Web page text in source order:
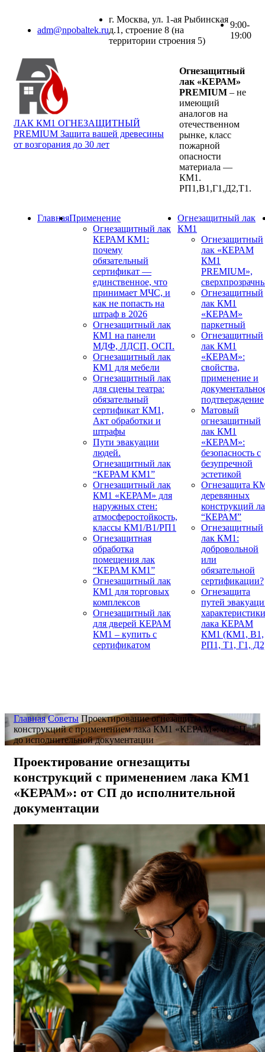
adm@npobaltek.ru
г. Москва, ул. 1-ая Рыбинская
д.1, строение 8 (на
территории строения 5)
9:00-
19:00
ЛАК КМ1 ОГНЕЗАЩИТНЫЙ
PREMIUM Защита вашей древесины
от возгорания до 30 лет
Огнезащитный
лак «КЕРАМ»
PREMIUM– не
имеющий
аналогов на
отечественном
рынке, класс
пожарной
опасности
материала —
КМ1.
РП1,В1,Г1,Д2,Т1.
ГлавнаяПрименение
Огнезащитный лак
КЕРАМ КМ1:
почему
обязательный
сертификат —
единственное, что
принимает МЧС, и
как не попасть на
штраф в 2026
Огнезащитный лак
КМ1 на панели
МДФ, ЛДСП, ОСП.
Огнезащитный лак
КМ1 для мебели
Огнезащитный лак
для сцены театра:
обязательный
сертификат КМ1,
Акт обработки и
штрафы
Пути эвакуации
людей.
Огнезащитный лак
“КЕРАМ КМ1”
Огнезащитный лак
КМ1 «КЕРАМ» для
наружных стен:
атмосферостойкость,
классы КМ1/В1/РП1
Огнезащитная
обработка
помещения лак
“КЕРАМ КМ1”
Огнезащитный лак
КМ1 для торговых
комплексов
Огнезащитный лак
для дверей КЕРАМ
КМ1 – купить с
сертификатом
Огнезащитный лак
КМ1
Огнезащитный
лак «КЕРАМ
КМ1
PREMIUM»,
Огнезащитный
лак КМ1
«КЕРАМ»
паркетный
Огнезащитный
лак КМ1
«КЕРАМ»:
свойства,
применение и
подтверждение
Матовый
огнезащитный
лак КМ1
«КЕРАМ»:
безопасность с
безупречной
эстетикой
Огнезащита
деревянных
конструкций
“КЕРАМ”
Огнезащитный
лак КМ1:
добровольной
или
обязательной
сертификации?
Огнезащита
путей
характеристики
лака КЕРАМ
КМ1 (КМ1, В1,
РП1, Т1, Г1,
Главная Советы Проектирование огнезащиты
конструкций с применением лака КМ1 «КЕРАМ»: от СП
до исполнительной документации
Проектирование огнезащиты
конструкций с применением лака КМ1
«КЕРАМ»: от СП до исполнительной
документации